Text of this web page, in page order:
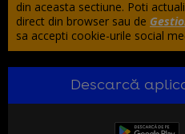
din aceasta sectiune. Poti
direct din browser sau de
sa accepti cookie-urile social
Descarcă